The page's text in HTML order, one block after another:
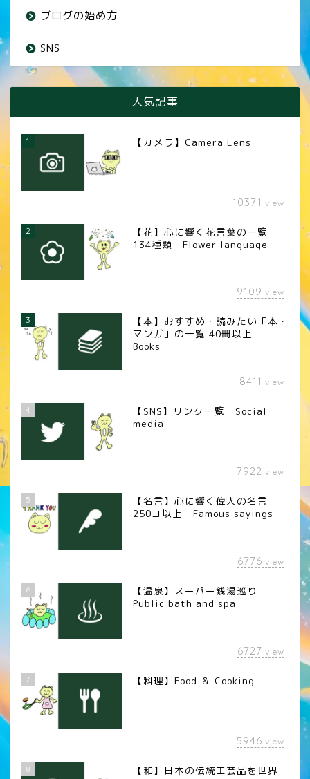
ブログの始め方
SNS
人気記事
1 【カメラ】Camera Lens
10371 view
2
【花】心に響く花言葉の一覧
134種類 Flower language
9109 view
3
【本】おすすめ・読みたい「本・
マンガ」の一覧 40冊以上
Books
8411 view
4
【SNS】リンク一覧 Social
media
7922 view
5
【名言】心に響く偉人の名言
250コ以上 Famous sayings
6776 view
6
【温泉】スーパー銭湯巡り
Public bath and spa
6727 view
7 【料理】Food ＆ Cooking
5946 view
8
【和】日本の伝統工芸品を世界